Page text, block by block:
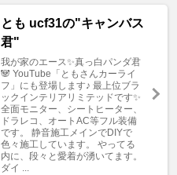
とも ucf31の"キャンバス
君"
我が家のエース✨真っ白パンダ君
🐼 YouTube「ともさんカーライ
フ」にも登場します♪ 最上位ブラ
ックインテリアリミテッドです✨
全面モニター、シートヒーター、
ドラレコ、オートAC等フル装備
です。 静音施工メインでDIYで
色々施工しています。 やってる
内に、段々と愛着が湧いてます。
ダイ ...